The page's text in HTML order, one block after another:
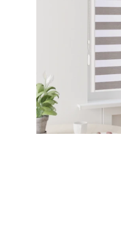
На балкон
На дачу
На мансардные окна
На пластиковые окна